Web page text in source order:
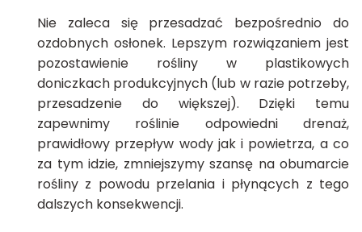
Nie zaleca się przesadzać bezpośrednio do
ozdobnych osłonek. Lepszym rozwiązaniem jest
pozostawienie rośliny w plastikowych
doniczkach produkcyjnych (lub w razie potrzeby,
przesadzenie do większej). Dzięki temu
zapewnimy roślinie odpowiedni drenaż,
prawidłowy przepływ wody jak i powietrza, a co
za tym idzie, zmniejszymy szansę na obumarcie
rośliny z powodu przelania i płynących z tego
dalszych konsekwencji.